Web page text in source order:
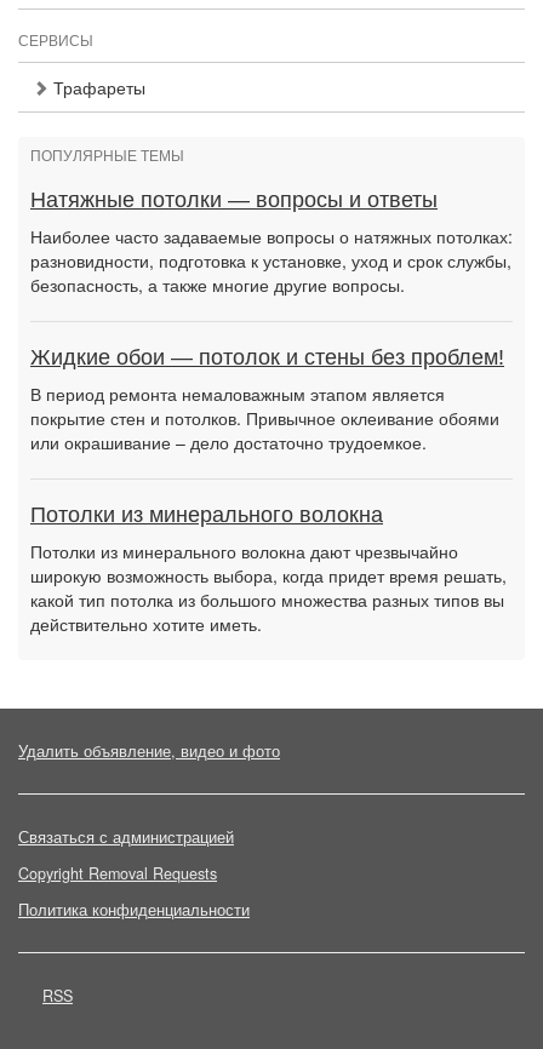
СЕРВИСЫ
Трафареты
ПОПУЛЯРНЫЕ ТЕМЫ
Натяжные потолки — вопросы и ответы
Наиболее часто задаваемые вопросы о натяжных потолках:
разновидности, подготовка к установке, уход и срок службы,
безопасность, а также многие другие вопросы.
Жидкие обои — потолок и стены без проблем!
В период ремонта немаловажным этапом является
покрытие стен и потолков. Привычное оклеивание обоями
или окрашивание – дело достаточно трудоемкое.
Потолки из минерального волокна
Потолки из минерального волокна дают чрезвычайно
широкую возможность выбора, когда придет время решать,
какой тип потолка из большого множества разных типов вы
действительно хотите иметь.
Удалить объявление, видео и фото
Связаться с администрацией
Copyright Removal Requests
Политика конфиденциальности
RSS